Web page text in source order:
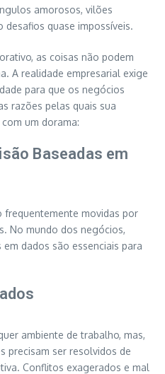
amorosos, vilões
quase impossíveis.
as coisas não podem
A realidade empresarial exige
para que os negócios
razões pelas quais sua
um dorama:
Baseadas em
frequentemente movidas por
No mundo dos negócios,
dados são essenciais para
ambiente de trabalho, mas,
precisam ser resolvidos de
Conflitos exagerados e mal